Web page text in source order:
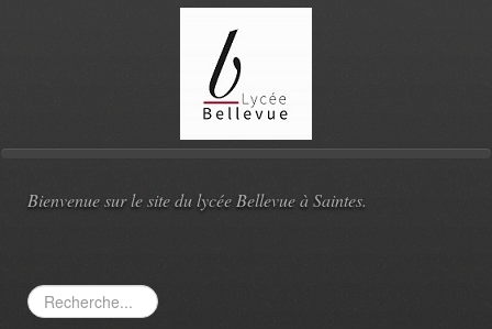
Bienvenue sur le site du lycée Bellevue à Saintes.
Rechercher